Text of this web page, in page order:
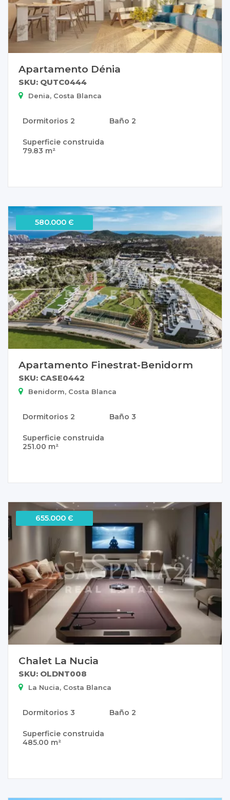
Apartamento Dénia
SKU: QUTC0444
Denia, Costa Blanca
Dormitorios 2 Baño 2
Superficie construida
79.83 m²
580.000 Є
Apartamento Finestrat-Benidorm
SKU: CASE0442
Benidorm, Costa Blanca
Dormitorios 2 Baño3
Superficie construida
251.00 m²
655.000 Є
Chalet La Nucia
SKU: OLDNT008
La Nucia, Costa Blanca
Dormitorios 3 Baño 2
Superficie construida
485.00 m²